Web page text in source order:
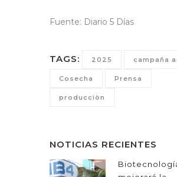
Fuente: Diario 5 Días
TAGS: 2025 campaña
Cosecha Prensa
producciòn
NOTICIAS RECIENTES